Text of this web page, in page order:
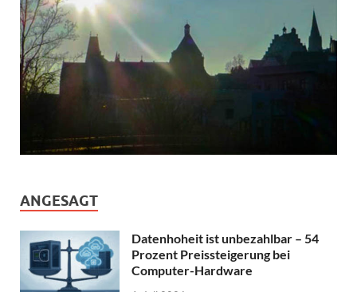
ANGESAGT
Datenhoheit ist unbezahlbar – 54
Prozent Preissteigerung bei
Computer-Hardware